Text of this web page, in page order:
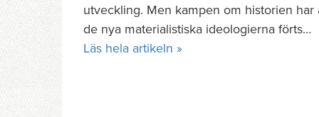
utveckling. Men kampen om historien har
de nya materialistiska ideologierna förts…
Läs hela artikeln »